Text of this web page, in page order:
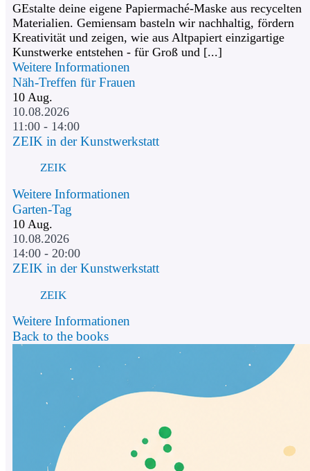
GEstalte deine eigene Papiermaché-Maske aus recycelten
Materialien. Gemiensam basteln wir nachhaltig, fördern
Kreativität und zeigen, wie aus Altpapiert einzigartige
Kunstwerke entstehen - für Groß und [...]
Weitere Informationen
Näh-Treffen für Frauen
10 Aug.
10.08.2026
11:00 - 14:00
ZEIK in der Kunstwerkstatt
ZEIK
Weitere Informationen
Garten-Tag
10 Aug.
10.08.2026
14:00 - 20:00
ZEIK in der Kunstwerkstatt
ZEIK
Weitere Informationen
Back to the books